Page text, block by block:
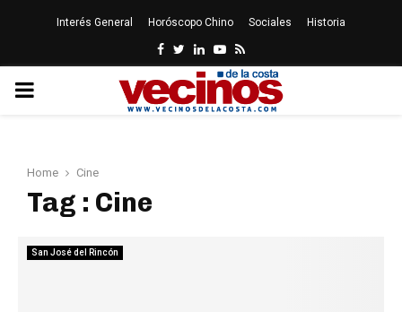
Interés General Horóscopo Chino Sociales Historia
Facebook
Twitter
LinkedinYoutube
Rss
PRIMARY
Home Cine
Tag : Cine
San José del Rincón